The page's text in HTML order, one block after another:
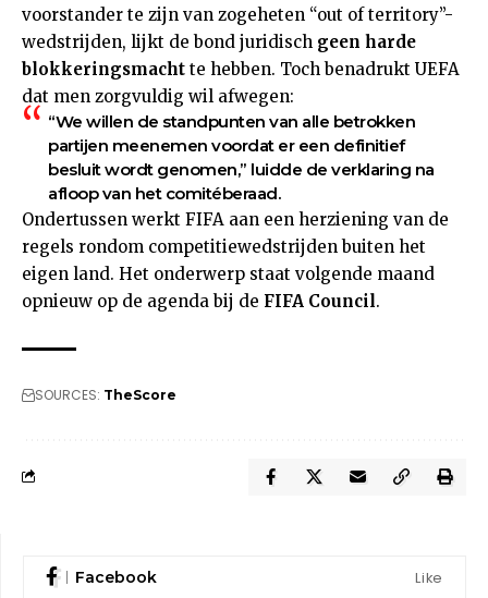
voorstander te zijn van zogeheten “out of territory”-
wedstrijden, lijkt de bond juridisch geen harde
blokkeringsmacht te hebben. Toch benadrukt UEFA
dat men zorgvuldig wil afwegen:
“We willen de standpunten van alle betrokken
partijen meenemen voordat er een definitief
besluit wordt genomen,” luidde de verklaring na
afloop van het comitéberaad.
Ondertussen werkt FIFA aan een herziening van de
regels rondom competitiewedstrijden buiten het
eigen land. Het onderwerp staat volgende maand
opnieuw op de agenda bij de FIFA Council.
SOURCES: TheScore
Facebook Like